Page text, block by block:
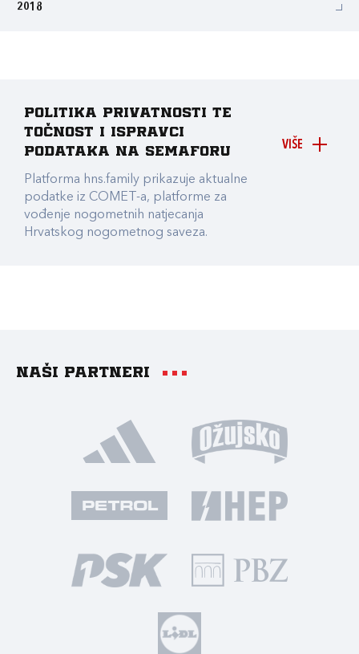
2018
VIŠE
Politika privatnosti te
točnost i ispravci
podataka na Semaforu
Platforma hns.family prikazuje aktualne
podatke iz COMET-a, platforme za
vođenje nogometnih natjecanja
Hrvatskog nogometnog saveza.
Naši partneri